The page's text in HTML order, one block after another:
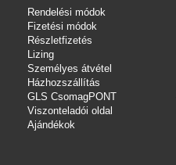
Rendelési módok
Fizetési módok
Részletfizetés
Lizing
Személyes átvétel
Házhozszállítás
GLS CsomagPONT
Viszonteladói oldal
Ajándékok